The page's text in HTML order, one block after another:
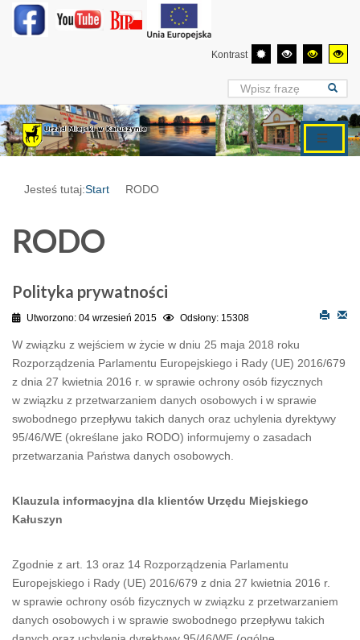
Kontrast
Jesteś tutaj:Start RODO
RODO
Polityka prywatności
Utworzono: 04 wrzesień 2015 Odsłony: 15308
W związku z wejściem w życie w dniu 25 maja 2018 roku
Rozporządzenia Parlamentu Europejskiego i Rady (UE) 2016/679
z dnia 27 kwietnia 2016 r. w sprawie ochrony osób fizycznych
w związku z przetwarzaniem danych osobowych i w sprawie
swobodnego przepływu takich danych oraz uchylenia dyrektywy
95/46/WE (określane jako RODO) informujemy o zasadach
przetwarzania Państwa danych osobowych.
Klauzula informacyjna dla klientów Urzędu Miejskiego
Kałuszyn
Zgodnie z art. 13 oraz 14 Rozporządzenia Parlamentu
Europejskiego i Rady (UE) 2016/679 z dnia 27 kwietnia 2016 r.
w sprawie ochrony osób fizycznych w związku z przetwarzaniem
danych osobowych i w sprawie swobodnego przepływu takich